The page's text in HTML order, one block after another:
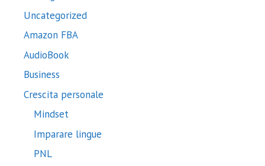
Uncategorized
Amazon FBA
AudioBook
Business
Crescita personale
Mindset
Imparare lingue
PNL